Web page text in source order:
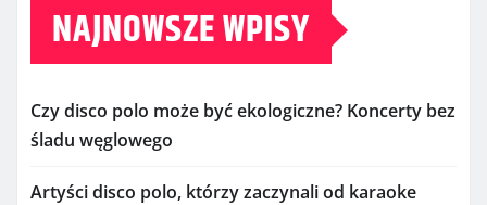
NAJNOWSZE WPISY
Czy disco polo może być ekologiczne? Koncerty bez
śladu węglowego
Artyści disco polo, którzy zaczynali od karaoke